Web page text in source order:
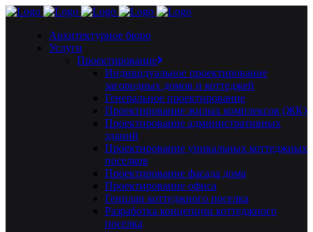
Архитектурное бюро
Услуги
Проектирование
Индивидуальное проектирование
загородных домов и коттеджей
Генеральное проектирование
Проектирование жилых комплексов (ЖК)
Проектирование административных
зданий
Проектирование уникальных коттеджных
поселков
Проектирование фасада дома
Проектирование офиса
Генплан коттеджного поселка
Разработка концепции коттеджного
поселка